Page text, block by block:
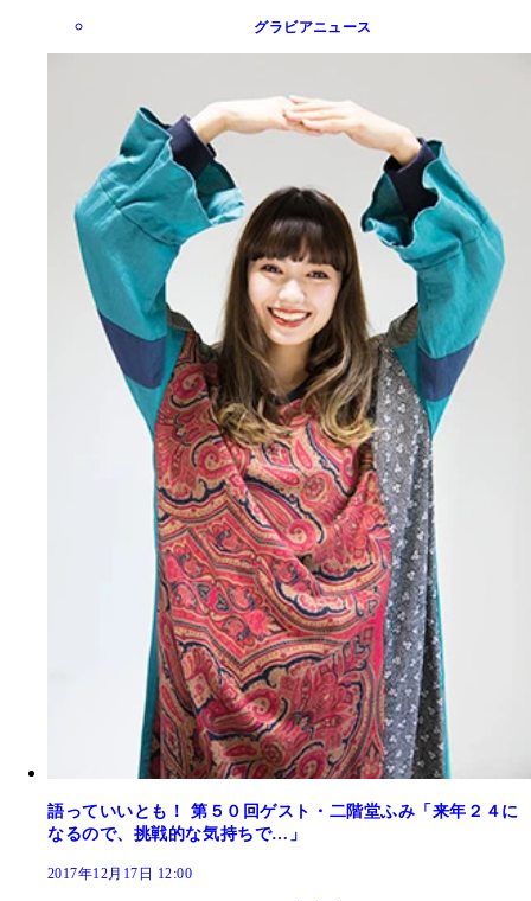
グラビアニュース
語っていいとも！ 第５０回ゲスト・二階堂ふみ「来年２４に
なるので、挑戦的な気持ちで…」
2017年12月17日 12:00